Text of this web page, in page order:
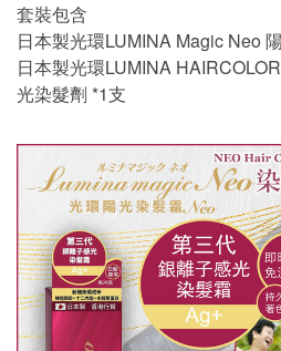
套裝包含
日本製光環LUMINA Magic Neo
日本製光環LUMINA
光染髮劑 *1支